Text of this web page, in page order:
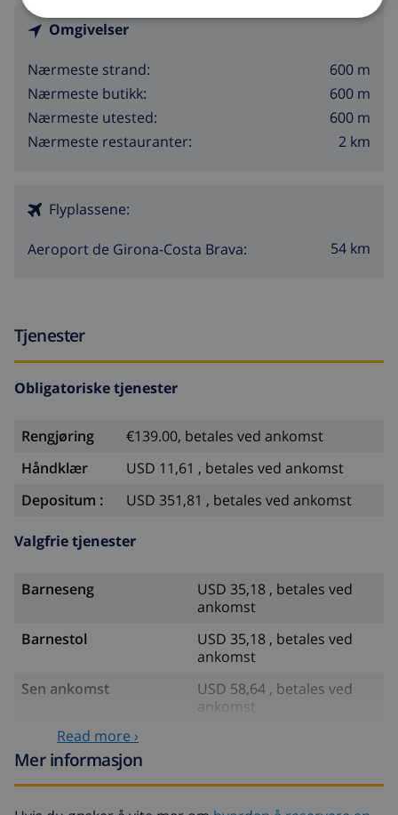
Omgivelser
Nærmeste strand:
600 m
Nærmeste butikk:
600 m
Nærmeste utested:
600 m
Nærmeste restauranter:
2 km
Flyplassene:
Aeroport de Girona-Costa Brava: 54 km
Tjenester
Obligatoriske tjenester
Rengjøring
€139.00, betales ved ankomst
Håndklær
USD 11,61 , betales ved ankomst
Depositum :
USD 351,81 , betales ved ankomst
Valgfrie tjenester
Barneseng
USD 35,18 , betales ved
ankomst
Barnestol
USD 35,18 , betales ved
ankomst
Sen ankomst
USD 58,64 , betales ved
ankomst
Ekstra sengetøy
Ekstra håndklæder
USD 8,80 per person ,
betales ved ankomst
Read more ›
Mer informasjon